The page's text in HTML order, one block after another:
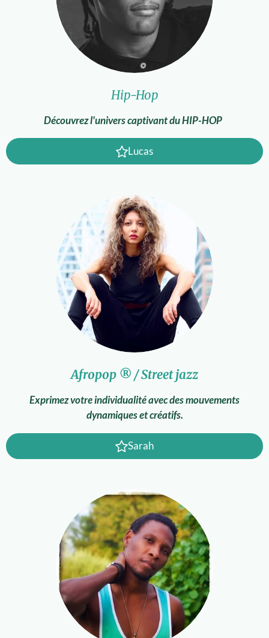
Hip-Hop
Découvrez l'univers captivant du HIP-HOP
Lucas
Afropop ® / Street jazz
Exprimez votre individualité avec des mouvements
dynamiques et créatifs.
Sarah